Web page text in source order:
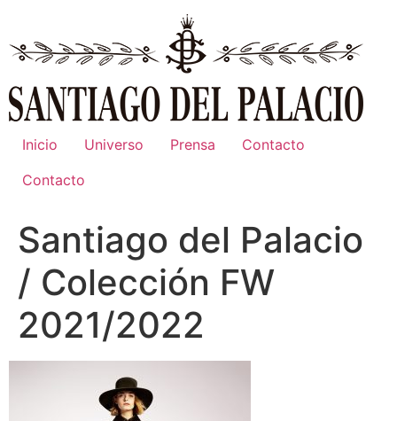
contenido
Inicio Universo Prensa
Contacto
Contacto
Santiago del Palacio
/ Colección FW
2021/2022